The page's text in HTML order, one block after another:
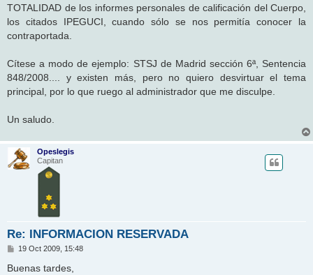
TOTALIDAD de los informes personales de calificación del Cuerpo,
los citados IPEGUCI, cuando sólo se nos permitía conocer la
contraportada.
Cítese a modo de ejemplo: STSJ de Madrid sección 6ª, Sentencia
848/2008.... y existen más, pero no quiero desvirtuar el tema
principal, por lo que ruego al administrador que me disculpe.
Un saludo.
Opeslegis
Capitan
Re: INFORMACION RESERVADA
M
n
19 Oct 2009, 15:48
Buenas tardes,